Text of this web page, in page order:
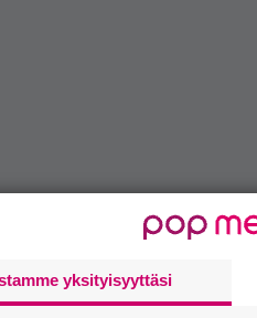
yksityisyyttäsi